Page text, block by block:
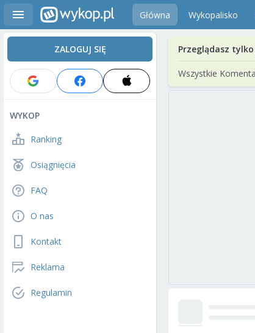
Główna Wykopalisko
ZALOGUJ SIĘ
WYKOP
Ranking
Osiągnięcia
FAQ
O nas
Kontakt
Reklama
Regulamin
Przeglądasz
Wszystkie